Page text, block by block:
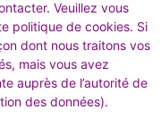
Veuillez vous
politique de cookies. Si
dont nous traitons vos
mais vous avez
auprès de l’autorité de
des données).